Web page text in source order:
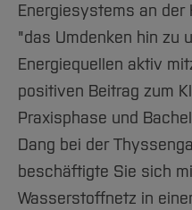
Energiesystems an der
"das Umdenken hin zu
Energiequellen aktiv
positiven Beitrag zum
Praxisphase und
Dang bei der
beschäftigte Sie sich
Wasserstoffnetz in